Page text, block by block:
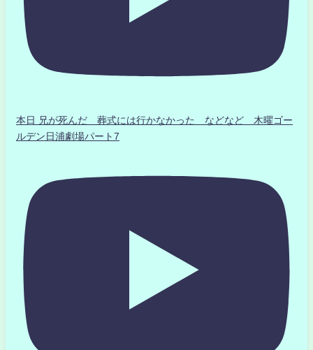
本日 兄が死んだ 葬式には行かなかった などなど 木曜ゴー
ルデン日浦劇場パート7